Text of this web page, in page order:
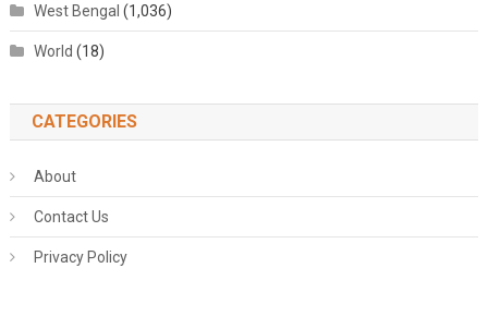
West Bengal (1,036)
World (18)
CATEGORIES
About
Contact Us
Privacy Policy